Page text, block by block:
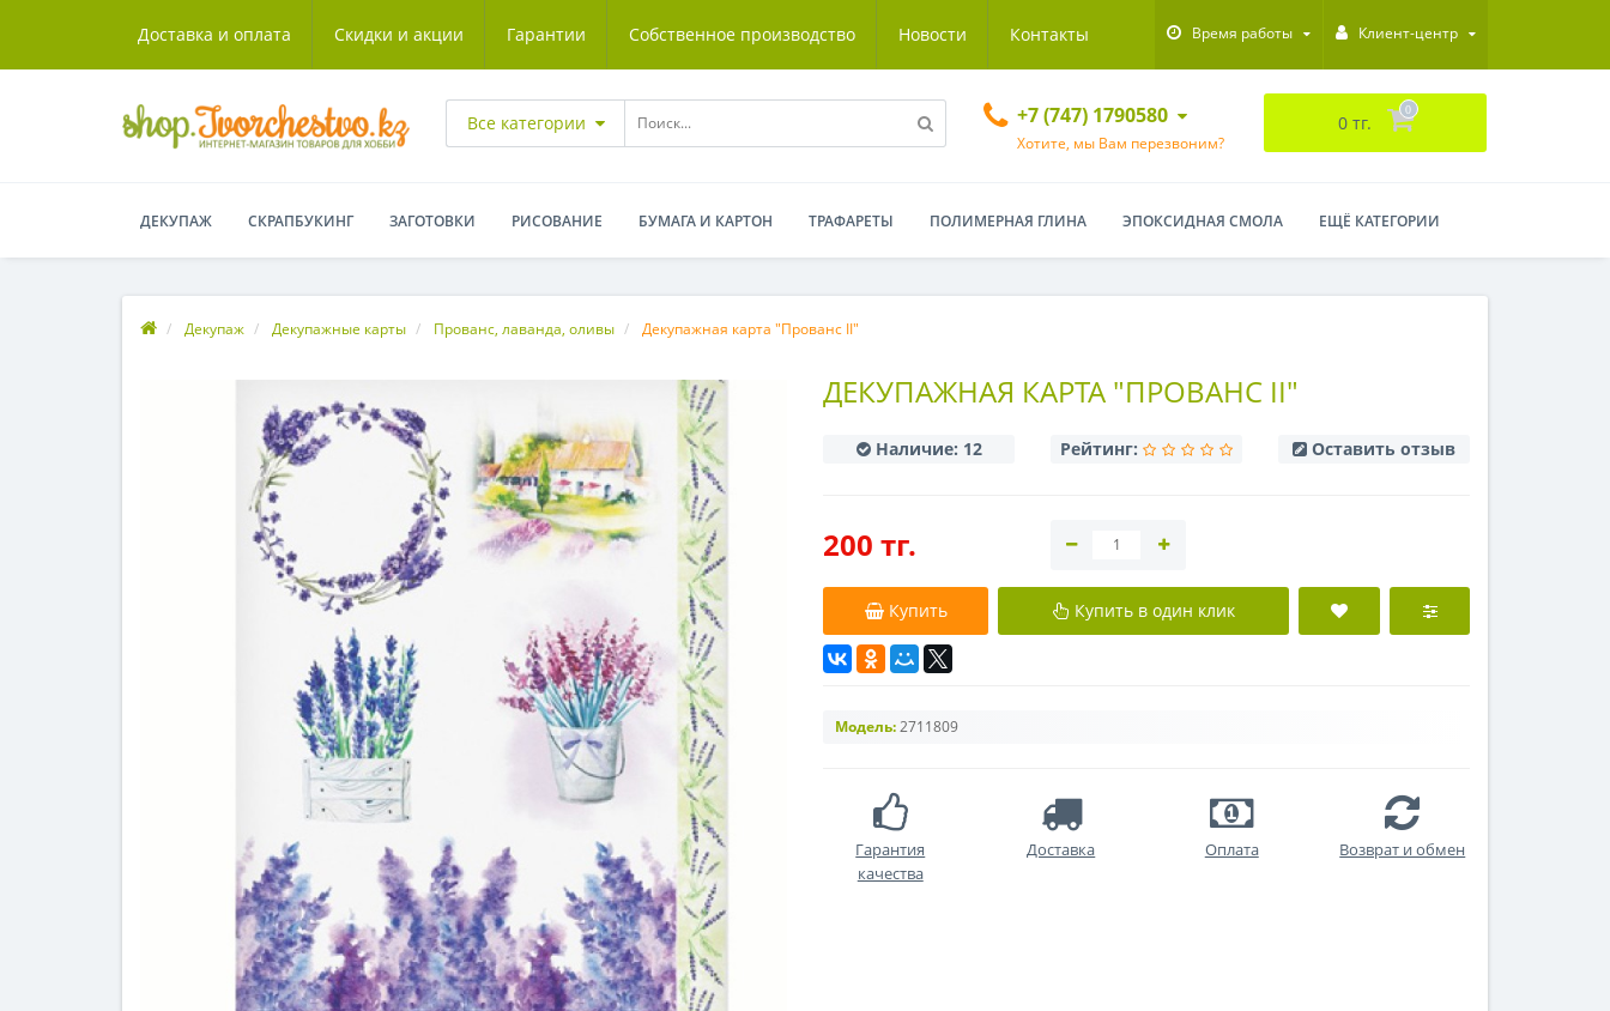
Доставка и оплата Скидки и акции Гарантии Собственное производство Новости Контакты Время работы Клиент-центр
Все категории +7 (747) 1790580
Хотите, мы Вам перезвоним?
0 тг.
0
ДЕКУПАЖ СКРАПБУКИНГ ЗАГОТОВКИ РИСОВАНИЕ БУМАГА И КАРТОН ТРАФАРЕТЫ ПОЛИМЕРНАЯ ГЛИНА ЭПОКСИДНАЯ СМОЛА ЕЩЁ КАТЕГОРИИ
Декупаж Декупажные карты Прованс, лаванда, оливы Декупажная карта "Прованс II"
ДЕКУПАЖНАЯ КАРТА "ПРОВАНС II"
Наличие: 12 Рейтинг: Оставить отзыв
200 тг.
Купить Купить в один клик
Модель:2711809
Гарантия
качества
Доставка Оплата Возврат и обмен